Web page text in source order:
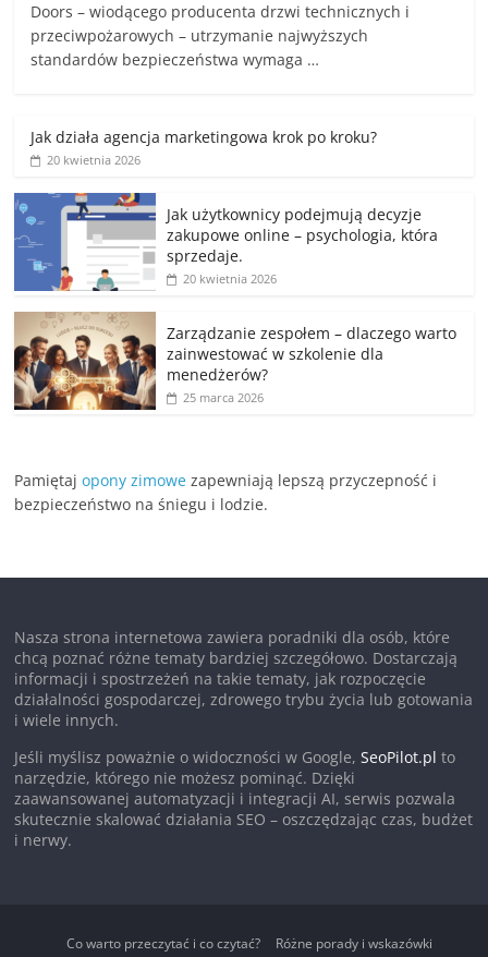
Doors – wiodącego producenta drzwi technicznych i
przeciwpożarowych – utrzymanie najwyższych
standardów bezpieczeństwa wymaga …
Jak działa agencja marketingowa krok po kroku?
20 kwietnia 2026
Jak użytkownicy podejmują decyzje
zakupowe online – psychologia, która
sprzedaje.
20 kwietnia 2026
Zarządzanie zespołem – dlaczego warto
zainwestować w szkolenie dla
menedżerów?
25 marca 2026
Pamiętajopony zimowe zapewniają lepszą przyczepność i
bezpieczeństwo na śniegu i lodzie.
Nasza strona internetowa zawiera poradniki dla osób, które
chcą poznać różne tematy bardziej szczegółowo. Dostarczają
informacji i spostrzeżeń na takie tematy, jak rozpoczęcie
działalności gospodarczej, zdrowego trybu życia lub gotowania
i wiele innych.
Jeśli myślisz poważnie o widoczności w Google,SeoPilot.pl to
narzędzie, którego nie możesz pominąć. Dzięki
zaawansowanej automatyzacji i integracji AI, serwis pozwala
skutecznie skalować działania SEO – oszczędzając czas, budżet
i nerwy.
Co warto przeczytać i co czytać?
Różne porady i wskazówki